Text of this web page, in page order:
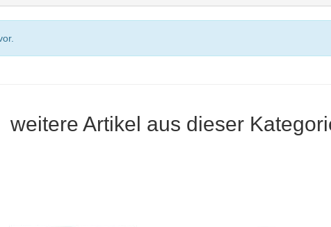
weitere Artikel aus dieser